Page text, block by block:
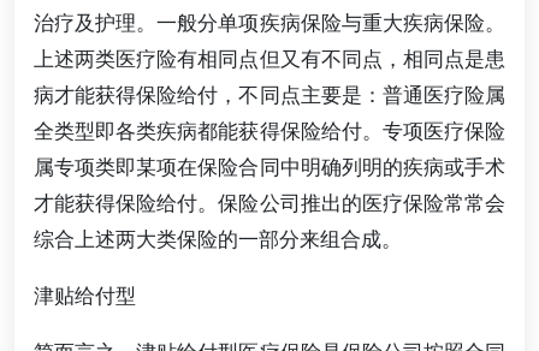
治疗及护理。一般分单项疾病保险与重大疾病保险。
上述两类医疗险有相同点但又有不同点，相同点是患
病才能获得保险给付，不同点主要是：普通医疗险属
全类型即各类疾病都能获得保险给付。专项医疗保险
属专项类即某项在保险合同中明确列明的疾病或手术
才能获得保险给付。保险公司推出的医疗保险常常会
综合上述两大类保险的一部分来组合成。
津贴给付型